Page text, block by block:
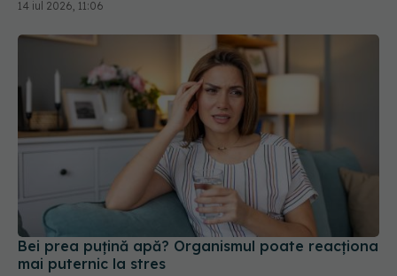
14 iul 2026, 11:06
Bei prea puțină apă? Organismul poate reacționa
mai puternic la stres